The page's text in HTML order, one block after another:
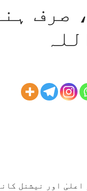
صرف
اور نیشنل